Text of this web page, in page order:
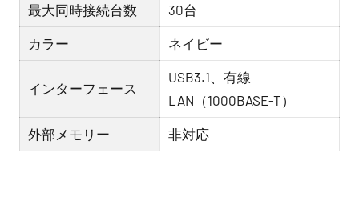
最大同時接続台数 30台
カラー ネイビー
インターフェース
USB3.1、有線
LAN（1000BASE-T）
外部メモリー 非対応